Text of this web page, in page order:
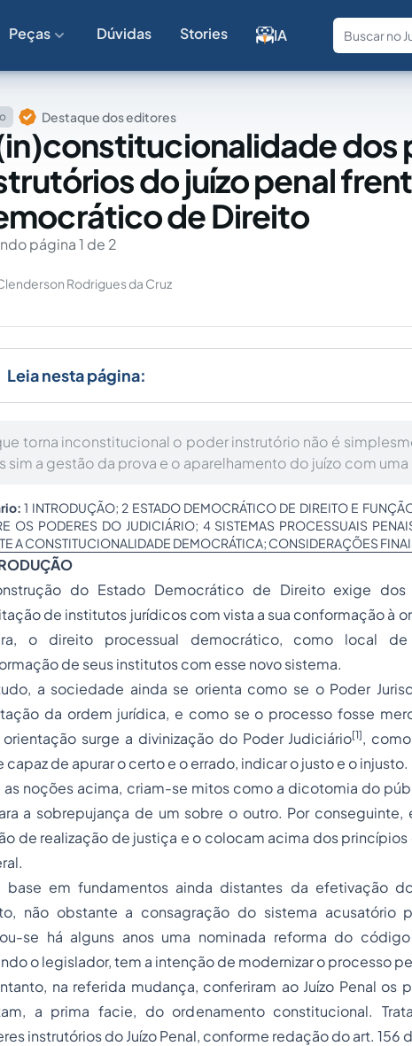
Peças Dúvidas Stories IA
Destaque dos editores
dos
do juízo penal
de Direito
página 1 de 2
Rodrigues da Cruz
Leia nesta página:
torna inconstitucional o poder instrutório não é
sim a gestão da prova e o aparelhamento do juízo com uma
1 INTRODUÇÃO; 2 ESTADO DEMOCRÁTICO DE DIREITO E
OS PODERES DO JUDICIÁRIO; 4 SISTEMAS PROCESSUAIS
A CONSTITUCIONALIDADE DEMOCRÁTICA; CONSIDERAÇÕES
do Estado Democrático de Direito exige
de institutos jurídicos com vista a sua conformação à
o direito processual democrático, como local
de seus institutos com esse novo sistema.
a sociedade ainda se orienta como se o Poder
da ordem jurídica, e como se o processo fosse
orientação surge a divinização do Poder Judiciário[1],
capaz de apurar o certo e o errado, indicar o justo e o injusto.
as noções acima, criam-se mitos como a dicotomia do
a sobrepujança de um sobre o outro. Por conseguinte,
de realização de justiça e o colocam acima dos
base em fundamentos ainda distantes da efetivação
não obstante a consagração do sistema acusatório
se há alguns anos uma nominada reforma do
o legislador, tem a intenção de modernizar o processo
na referida mudança, conferiram ao Juízo Penal os
a prima facie, do ordenamento constitucional.
instrutórios do Juízo Penal, conforme redação do art. 156